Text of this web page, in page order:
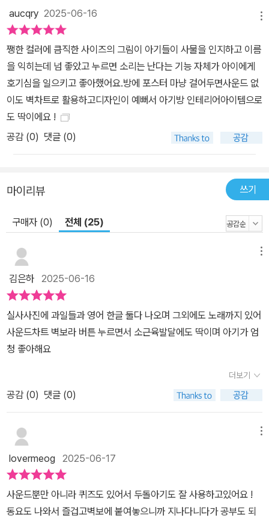
aucqry 2025-06-16
쨍한 컬러에 큼직한 사이즈의 그림이 아기들이 사물을 인지하고 이름
을 익히는데 넘 좋았고 누르면 소리는 난다는 기능 자체가 아이에게
호기심을 일으키고 좋아했어요.방에 포스터 마냥 걸어두면사운드 없
이도 벽차트로 활용하고디자인이 예뻐서 아기방 인테리어아이템으로
도 딱이에요 !
공감 (0) 댓글 (0)
마이리뷰 쓰기
구매자 (0) 전체 (25)
김은하 2025-06-16
실사사진에 과일들과 영어 한글 둘다 나오며 그외에도 노래까지 있어
사운드차트 벽보라 버튼 누르면서 소근육발달에도 딱이며 아기가 엄
청 좋아해요
더보기
공감 (0) 댓글 (0)
lovermeog 2025-06-17
사운드뿐만 아니라 퀴즈도 있어서 두돌아기도 잘 사용하고있어요 !
동요도 나와서 즐겁고벽보에 붙여놓으니까 지나다니다가 공부도 되